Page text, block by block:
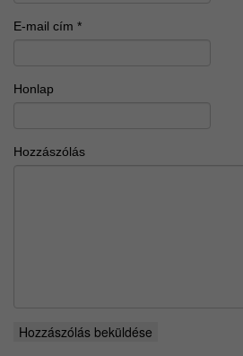
E-mail cím *
Honlap
Hozzászólás